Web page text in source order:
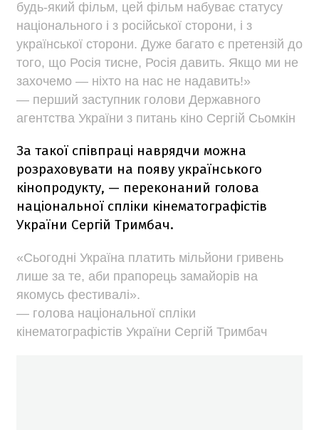
будь-який фільм, цей фільм набуває статусу
національного і з російської сторони, і з
української сторони. Дуже багато є претензій до
того, що Росія тисне, Росія давить. Якщо ми не
захочемо — ніхто на нас не надавить!»
— перший заступник голови Державного
агентства України з питань кіно Сергій Сьомкін
За такої співпраці наврядчи можна
розраховувати на появу українського
кінопродукту, — переконаний голова
національної спліки кінематографістів
України Сергій Тримбач.
«Сьогодні Україна платить мільйони гривень
лише за те, аби прапорець замайорів на
якомусь фестивалі».
— голова національної спліки
кінематографістів України Сергій Тримбач